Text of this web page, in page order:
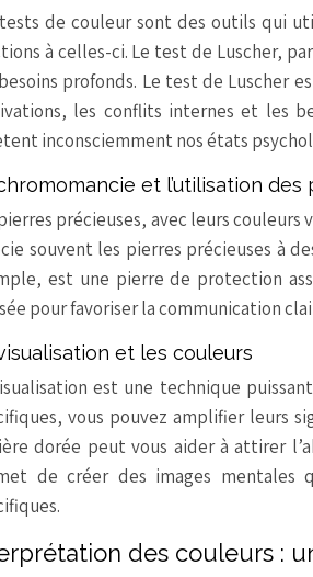
de couleur sont des outils qui
à celles-ci. Le test de Luscher,
profonds. Le test de Luscher
les conflits internes et les
inconsciemment nos états
et l’utilisation
précieuses, avec leurs
souvent les pierres précieuses à
est une pierre de protection
pour favoriser la communication
et les couleurs
est une technique
vous pouvez amplifier leurs
dorée peut vous aider à attirer
de créer des images mentales
des couleurs :